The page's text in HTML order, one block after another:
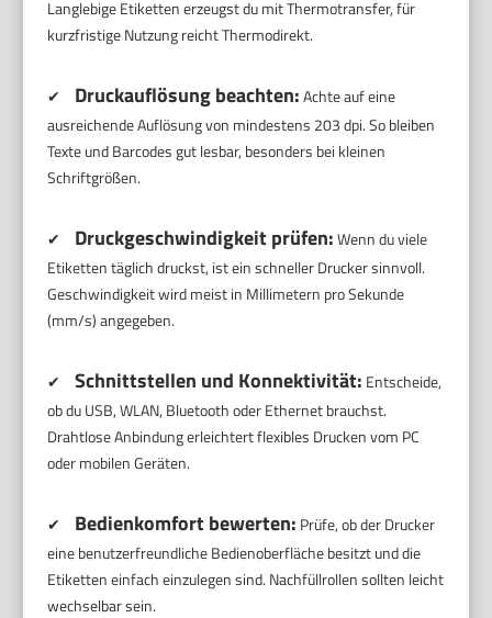
Langlebige Etiketten erzeugst du mit Thermotransfer, für
kurzfristige Nutzung reicht Thermodirekt.
✔ Druckauflösung beachten:Achte auf eine
ausreichende Auflösung von mindestens 203 dpi. So bleiben
Texte und Barcodes gut lesbar, besonders bei kleinen
Schriftgrößen.
✔ Druckgeschwindigkeit prüfen:Wenn du viele
Etiketten täglich druckst, ist ein schneller Drucker sinnvoll.
Geschwindigkeit wird meist in Millimetern pro Sekunde
(mm/s) angegeben.
✔ Schnittstellen und Konnektivität: Entscheide,
ob du USB, WLAN, Bluetooth oder Ethernet brauchst.
Drahtlose Anbindung erleichtert flexibles Drucken vom PC
oder mobilen Geräten.
✔ Bedienkomfort bewerten: Prüfe, ob der Drucker
eine benutzerfreundliche Bedienoberfläche besitzt und die
Etiketten einfach einzulegen sind. Nachfüllrollen sollten leicht
wechselbar sein.